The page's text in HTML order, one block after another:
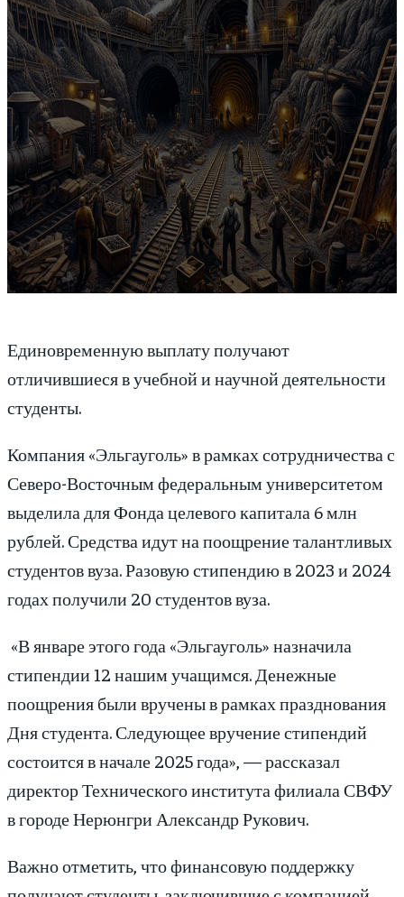
Единовременную выплату получают
отличившиеся в учебной и научной деятельности
студенты.
Компания «Эльгауголь» в рамках сотрудничества с
Северо-Восточным федеральным университетом
выделила для Фонда целевого капитала 6 млн
рублей. Средства идут на поощрение талантливых
студентов вуза. Разовую стипендию в 2023 и 2024
годах получили 20 студентов вуза.
«В январе этого года «Эльгауголь» назначила
стипендии 12 нашим учащимся. Денежные
поощрения были вручены в рамках празднования
Дня студента. Следующее вручение стипендий
состоится в начале 2025 года», — рассказал
директор Технического института филиала СВФУ
в городе Нерюнгри Александр Рукович.
Важно отметить, что финансовую поддержку